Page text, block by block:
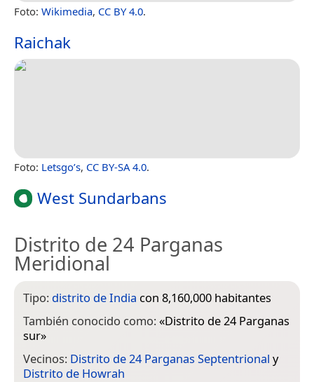
Foto: Wikimedia, CC BY 4.0.
Raichak
Foto: Letsgo’s, CC BY-SA 4.0.
West Sundarbans
Distrito de 24 Parganas
Meridional
Tipo: distrito de India con 8,160,000 habitantes
También conocido como:«Distrito de 24 Parganas
sur»
Vecinos: Distrito de 24 Parganas Septentrional y
Distrito de Howrah